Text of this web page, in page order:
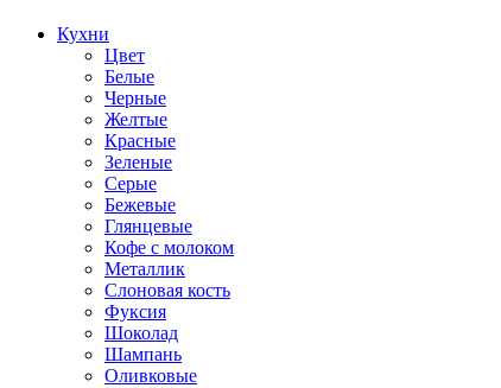
Кухни
Цвет
Белые
Черные
Желтые
Красные
Зеленые
Серые
Бежевые
Глянцевые
Кофе с молоком
Металлик
Слоновая кость
Фуксия
Шоколад
Шампань
Оливковые